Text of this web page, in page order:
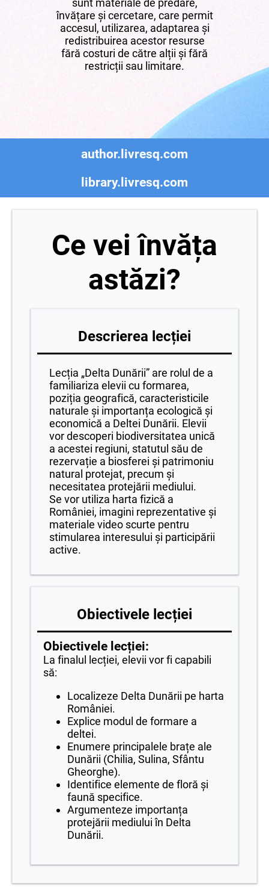
sunt materiale de predare,
învățare și cercetare, care permit
accesul, utilizarea, adaptarea și
redistribuirea acestor resurse
fără costuri de către alții și fără
restricții sau limitare.
author.livresq.com
library.livresq.com
Ce vei învăța
astăzi?
Descrierea lecției
Lecția „Delta Dunării” are rolul de a
familiariza elevii cu formarea,
poziția geografică, caracteristicile
naturale și importanța ecologică și
economică a Deltei Dunării. Elevii
vor descoperi biodiversitatea unică
a acestei regiuni, statutul său de
rezervație a biosferei și patrimoniu
natural protejat, precum și
necesitatea protejării mediului.
Se vor utiliza harta fizică a
României, imagini reprezentative și
materiale video scurte pentru
stimularea interesului și participării
active.
Obiectivele lecției
Obiectivele lecției:
La finalul lecției, elevii vor fi capabili
să:
Localizeze Delta Dunării pe harta
României.
Explice modul de formare a
deltei.
Enumere principalele brațe ale
Dunării (Chilia, Sulina, Sfântu
Gheorghe).
Identifice elemente de floră și
faună specifice.
Argumenteze importanța
protejării mediului în Delta
Dunării.